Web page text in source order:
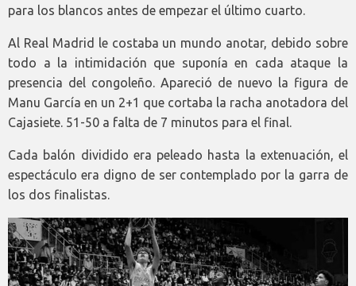
para los blancos antes de empezar el último cuarto.
Al Real Madrid le costaba un mundo anotar, debido sobre
todo a la intimidación que suponía en cada ataque la
presencia del congoleño. Apareció de nuevo la figura de
Manu García en un 2+1 que cortaba la racha anotadora del
Cajasiete. 51-50 a falta de 7 minutos para el final.
Cada balón dividido era peleado hasta la extenuación, el
espectáculo era digno de ser contemplado por la garra de
los dos finalistas.